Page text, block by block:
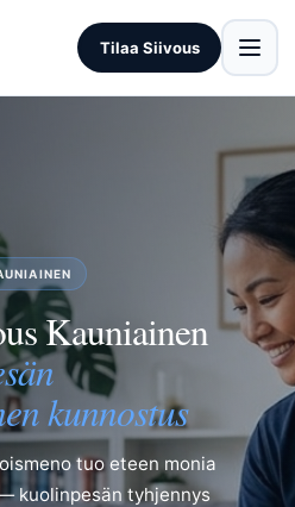
Tilaa Siivous
Kauniainen
kunnostus
tuo eteen monia
kuolinpesän tyhjennys